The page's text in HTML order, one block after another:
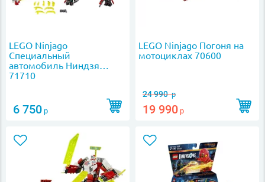
LEGO Ninjago
Специальный
автомобиль Ниндзя
71710
6 750 р
LEGO Ninjago Погоня на
мотоциклах 70600
24 990р
19 990 р